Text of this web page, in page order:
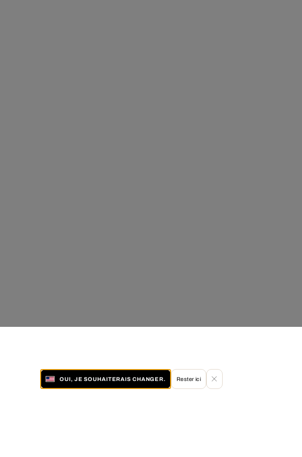
OUI, JE SOUHAITERAIS CHANGER. Rester ici